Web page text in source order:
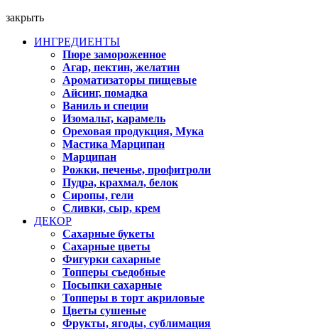
закрыть
ИНГРЕДИЕНТЫ
Пюре замороженное
Агар, пектин, желатин
Ароматизаторы пищевые
Айсинг, помадка
Ваниль и специи
Изомальт, карамель
Ореховая продукция, Мука
Мастика Марципан
Марципан
Рожки, печенье, профитроли
Пудра, крахмал, белок
Сиропы, гели
Сливки, сыр, крем
ДЕКОР
Сахарные букеты
Сахарные цветы
Фигурки сахарные
Топперы съедобные
Посыпки сахарные
Топперы в торт акриловые
Цветы сушеные
Фрукты, ягоды, сублимация